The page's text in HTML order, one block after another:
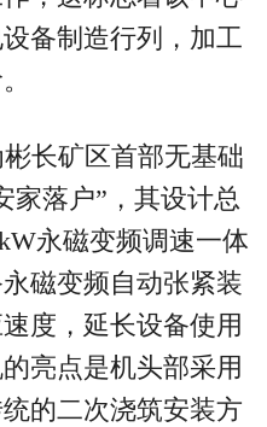
备制造行列，加工
长矿区首部无基础
家落户”，其设计总
永磁变频调速一体
磁变频自动张紧装
度，延长设备使用
亮点是机头部采用
的二次浇筑安装方